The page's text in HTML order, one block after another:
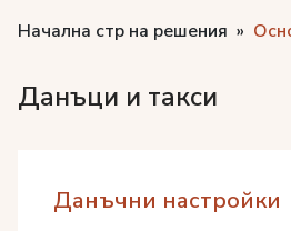
Начална стр на решения
Данъци и такси
Данъчни настройки